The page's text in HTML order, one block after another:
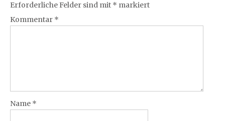
Erforderliche Felder sind mit * markiert
Kommentar *
Name *